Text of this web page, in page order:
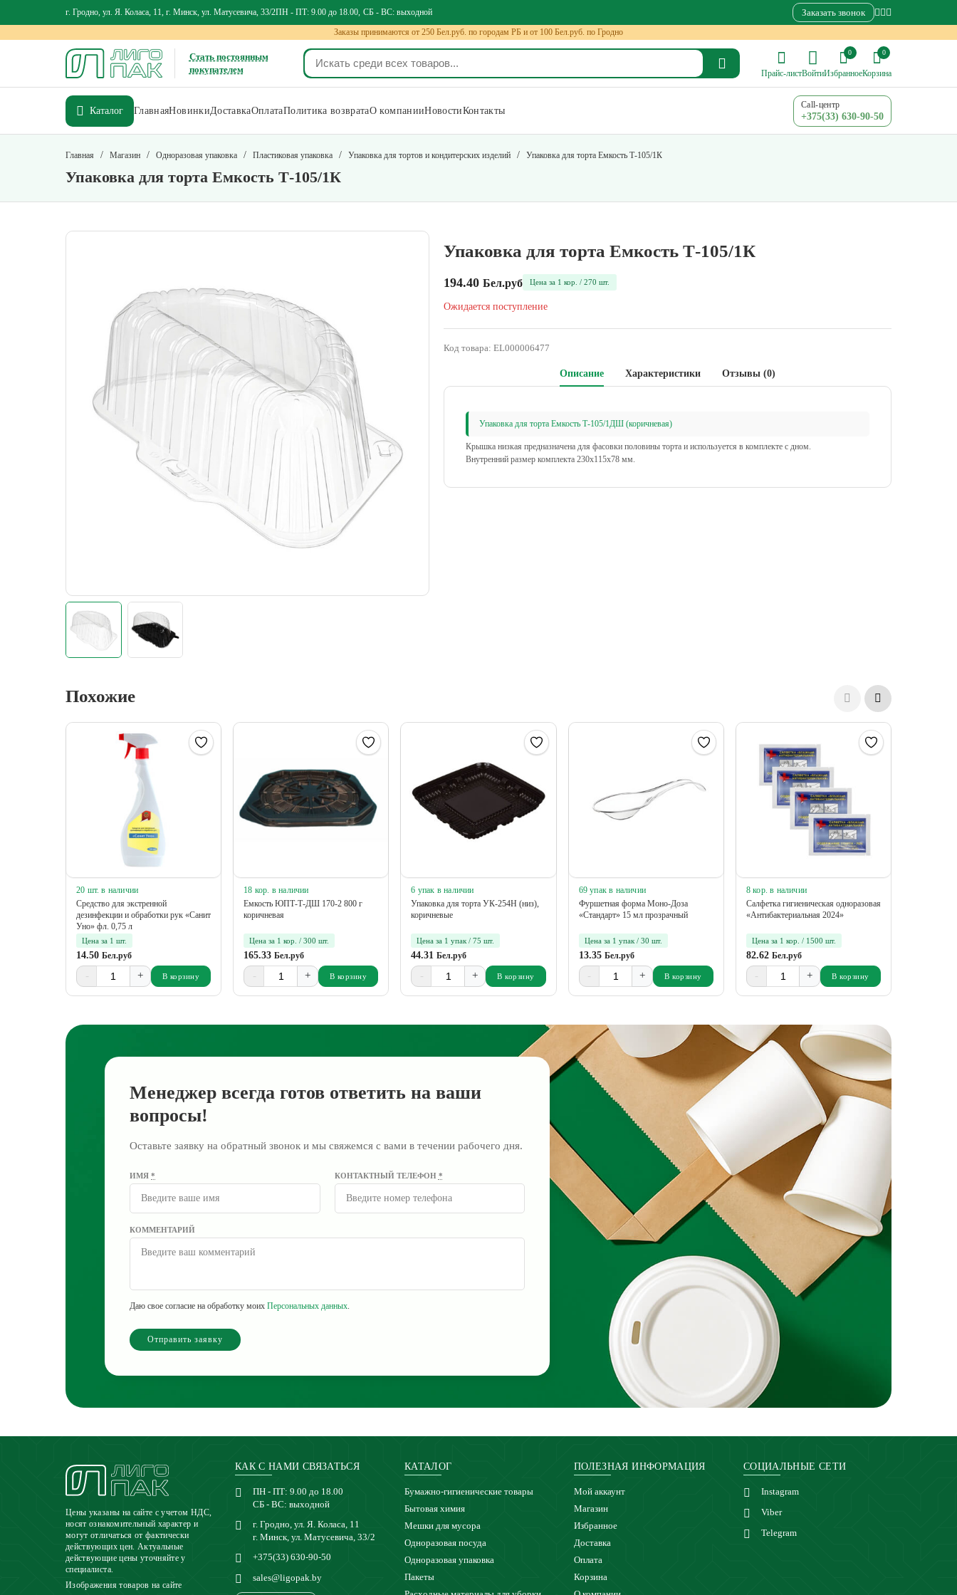
г. Гродно, ул. Я. Коласа, 11, г. Минск, ул. Матусевича, 33/2ПН - ПТ: 9.00 до 18.00 СБ - ВС: выходной Заказать звонок
Заказы принимаются от 250 Бел.руб. по городам РБ и от 100 Бел.руб. по Гродно
Стать постоянным
покупателем
Прайс-листВойти
0
Избранное
0
Корзина
Каталог ГлавнаяНовинкиДоставкаОплатаПолитика возвратаО компанииНовостиКонтакты
Call-центр
+375(33) 630-90-50
Главная / Магазин / Одноразовая упаковка / Пластиковая упаковка / Упаковка для тортов и кондитерских изделий / Упаковка для торта Емкость Т-105/1К
Упаковка для торта Емкость Т-105/1К
Упаковка для торта Емкость Т-105/1К
194.40 Бел.руб Цена за 1 кор. / 270 шт.
Ожидается поступление
Код товара: EL000006477
Описание Характеристики Отзывы (0)
Упаковка для торта Емкость Т-105/1ДШ (коричневая)
Крышка низкая предназначена для фасовки половины торта и используется в комплекте с дном.
Внутренний размер комплекта 230х115х78 мм.
Похожие
20 шт. в наличии
Средство для экстренной
дезинфекции и обработки рук «Санит
Уно» фл. 0,75 л
Цена за 1 шт.
14.50 Бел.руб
- + В корзину
18 кор. в наличии
Емкость ЮПТ-Т-ДШ 170-2 800 г
коричневая
Цена за 1 кор. / 300 шт.
165.33Бел.руб
- + В корзину
6 упак в наличии
Упаковка для торта УК-254Н (низ),
коричневые
Цена за 1 упак / 75 шт.
44.31Бел.руб
- + В корзину
69 упак в наличии
Фуршетная форма Моно-Доза
«Стандарт» 15 мл прозрачный
Цена за 1 упак / 30 шт.
13.35 Бел.руб
- + В корзину
8 кор. в наличии
Салфетка гигиеническая одноразовая
«Антибактериальная 2024»
Цена за 1 кор. / 1500 шт.
82.62 Бел.руб
- + В корзину
Менеджер всегда готов ответить на ваши
вопросы!
Оставьте заявку на обратный звонок и мы свяжемся с вами в течении рабочего дня.
ИМЯ * КОНТАКТНЫЙ ТЕЛЕФОН *
КОММЕНТАРИЙ
Даю свое согласие на обработку моих Персональных данных
Отправить заявку
Цены указаны на сайте с учетом НДС,
носят ознакомительный характер и
могут отличаться от фактически
действующих цен. Актуальные
действующие цены уточняйте у
специалиста.
Изображения товаров на сайте
КАК С НАМИ СВЯЗАТЬСЯ
ПН - ПТ: 9.00 до 18.00
СБ - ВС: выходной
г. Гродно, ул. Я. Коласа, 11
г. Минск, ул. Матусевича, 33/2
+375(33) 630-90-50
sales@ligopak.by
КАТАЛОГ
Бумажно-гигиенические товары
Бытовая химия
Мешки для мусора
Одноразовая посуда
Одноразовая упаковка
Пакеты
ПОЛЕЗНАЯ ИНФОРМАЦИЯ
Мой аккаунт
Магазин
Избранное
Доставка
Оплата
Корзина
СОЦИАЛЬНЫЕ СЕТИ
Instagram
Viber
Telegram